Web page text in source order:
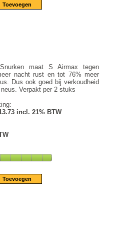
maat S Airmax tegen
nacht rust en tot 76% meer
Dus ook goed bij verkoudheid
Verpakt per 2 stuks
incl. 21% BTW